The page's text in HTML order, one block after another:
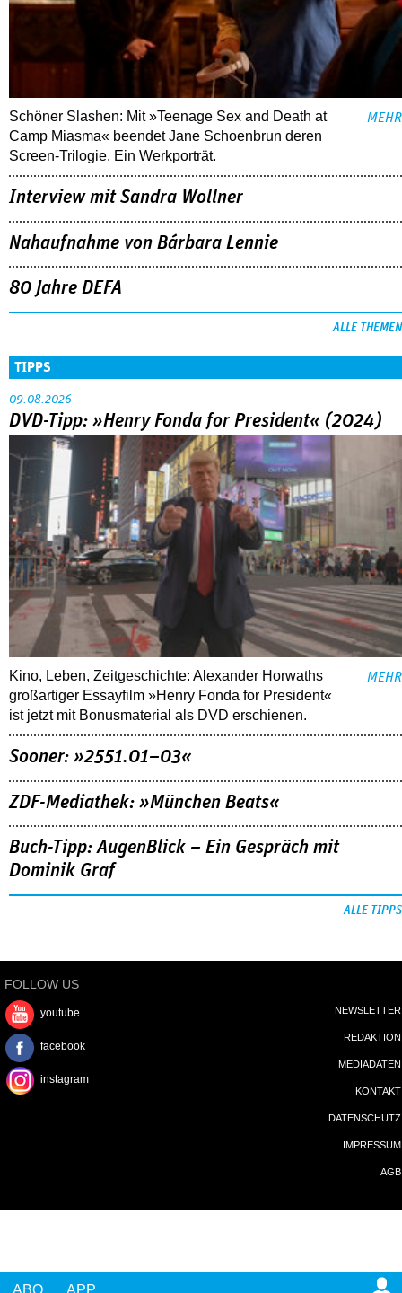
ABO APP
Schöner Slashen: Mit »Teenage Sex and Death at
Camp Miasma« beendet Jane Schoenbrun deren
Screen-Trilogie. Ein Werkporträt.
MEHR
Interview mit Sandra Wollner
Nahaufnahme von Bárbara Lennie
80 Jahre DEFA
ALLE THEMEN
TIPPS
09.08.2026
DVD-Tipp: »Henry Fonda for President« (2024)
Kino, Leben, Zeitgeschichte: Alexander Horwaths
großartiger Essayfilm »Henry Fonda for President«
ist jetzt mit Bonusmaterial als DVD erschienen.
MEHR
Sooner: »2551.01–03«
ZDF-Mediathek: »München Beats«
Buch-Tipp: AugenBlick – Ein Gespräch mit
Dominik Graf
ALLE TIPPS
FOLLOW US
youtube
facebook
instagram
NEWSLETTER
REDAKTION
MEDIADATEN
KONTAKT
DATENSCHUTZ
IMPRESSUM
AGB